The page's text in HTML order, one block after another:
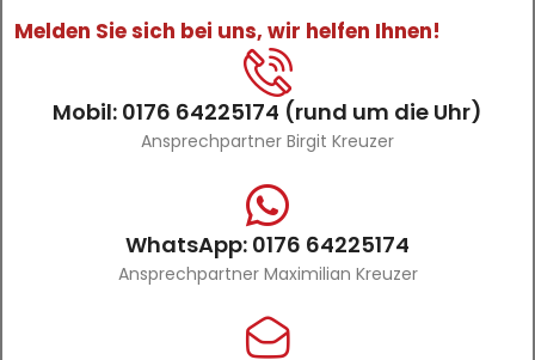
Melden Sie sich bei uns, wir helfen Ihnen!
Mobil: 0176 64225174 (rund um die Uhr)
Ansprechpartner Birgit Kreuzer
WhatsApp: 0176 64225174
Ansprechpartner Maximilian Kreuzer